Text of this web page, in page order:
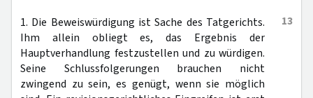
13
1. Die Beweiswürdigung ist Sache des Tatgerichts.
Ihm allein obliegt es, das Ergebnis der
Hauptverhandlung festzustellen und zu würdigen.
Seine Schlussfolgerungen brauchen nicht
zwingend zu sein, es genügt, wenn sie möglich